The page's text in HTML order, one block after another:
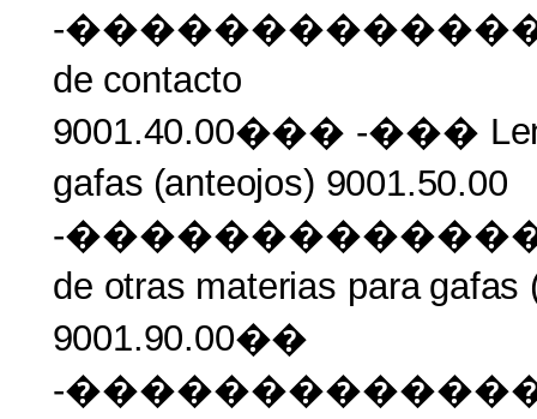
-
de contacto
9001.40.00��� -���
gafas (anteojos) 9001.50.00
-
de otras materias para gafas
9001.90.00��
-